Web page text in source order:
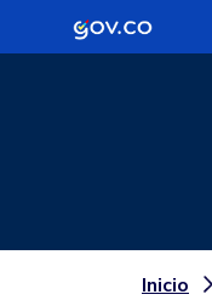
Logo
Inicio